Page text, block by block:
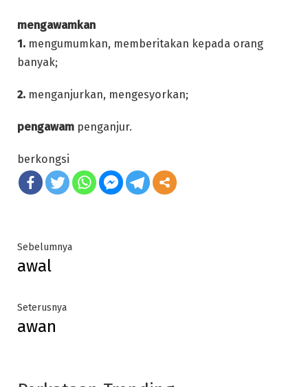
mengawamkan
1. mengumumkan, memberitakan kepada orang
banyak;
2. menganjurkan, mengesyorkan;
pengawam penganjur.
berkongsi
Post
navigation
Sebelumnya
awal
Seterusnya
awan